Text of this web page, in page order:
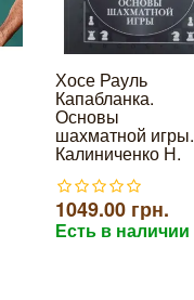
Хосе Рауль
Капабланка.
Основы
шахматной игры.
Калиниченко Н.
1049.00 грн.
Есть в наличии